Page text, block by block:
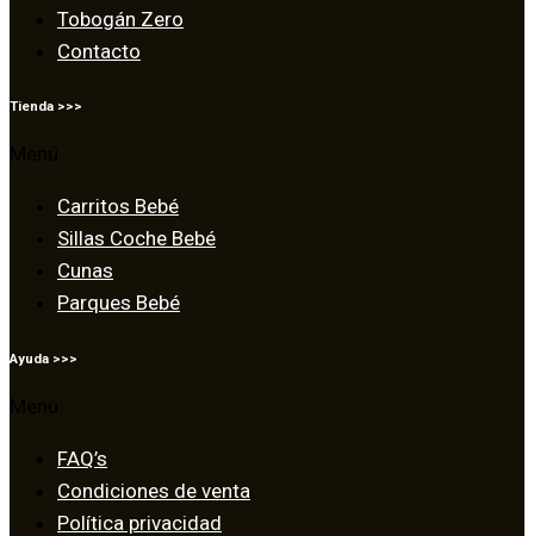
Tobogán Zero
Contacto
Tienda >>>
Carritos Bebé
Sillas Coche Bebé
Cunas
Parques Bebé
Ayuda >>>
FAQ’s
Condiciones de venta
Política privacidad